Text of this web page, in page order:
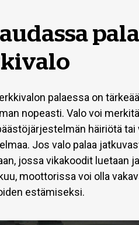
palaessa on
nopeasti. Valo voi
häiriötä tai
Jos valo palaa
jossa vikakoodit luetaan
moottorissa voi olla
estämiseksi.